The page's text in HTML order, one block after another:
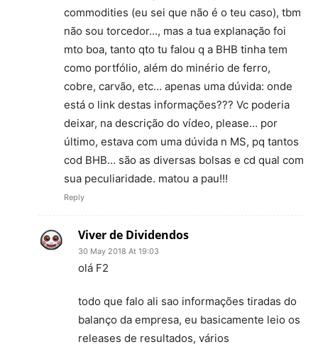
commodities (eu sei que não é o teu caso), tbm
não sou torcedor…, mas a tua explanação foi
mto boa, tanto qto tu falou q a BHB tinha tem
como portfólio, além do minério de ferro,
cobre, carvão, etc… apenas uma dúvida: onde
está o link destas informações??? Vc poderia
deixar, na descrição do vídeo, please… por
último, estava com uma dúvida n MS, pq tantos
cod BHB… são as diversas bolsas e cd qual com
sua peculiaridade. matou a pau!!!
Reply
Viver de Dividendos
30 May 2018 At 19:03
olá F2
todo que falo ali sao informações tiradas do
balanço da empresa, eu basicamente leio os
releases de resultados, vários